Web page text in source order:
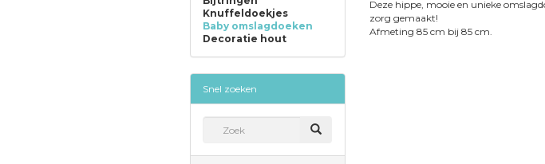
Deze hippe, mooie en unieke
zorg gemaakt!
Afmeting 85 cm bij 85 cm.
Knuffeldoekjes
Baby omslagdoeken
Decoratie hout
Snel zoeken